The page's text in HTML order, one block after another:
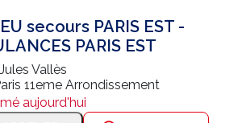
secours PARIS EST -
PARIS EST
Vallès
11eme Arrondissement
aujourd'hui